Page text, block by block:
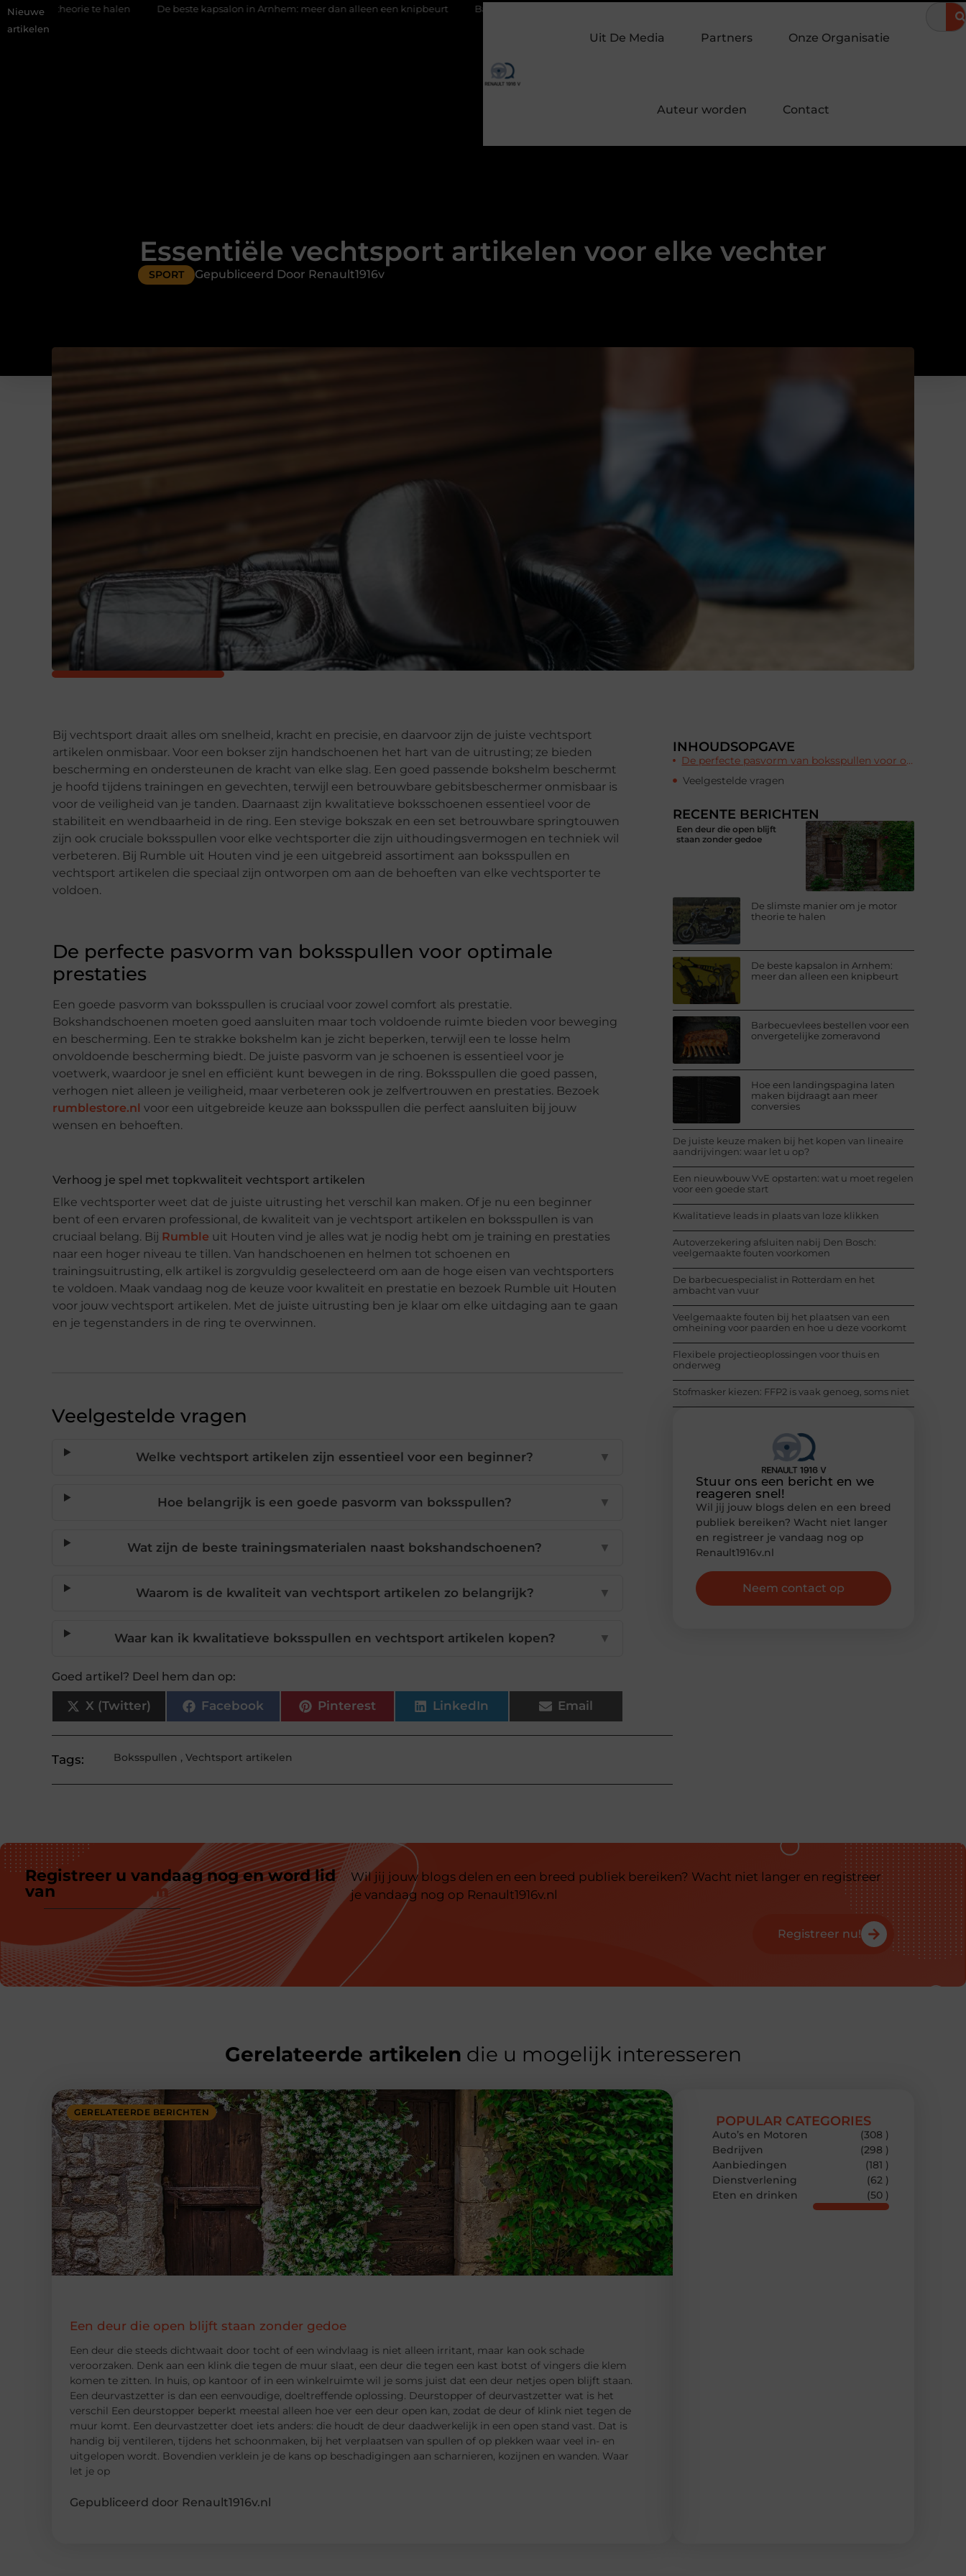
Nieuwe
artikelen
te halen De beste kapsalon in Arnhem: meer dan alleen een knipbeurt Barbecuevlees bestellen voor een onvergetelijke zomeravond Hoe een landingspagina laten maken bijdraagt aan
Uit De Media Partners Onze Organisatie
Auteur worden Contact
Essentiële vechtsport artikelen voor elke vechter
SPORT Gepubliceerd Door Renault1916v
Bij vechtsport draait alles om snelheid, kracht en precisie, en daarvoor zijn de juiste vechtsport
artikelen onmisbaar. Voor een bokser zijn handschoenen het hart van de uitrusting; ze bieden
bescherming en ondersteunen de kracht van elke slag. Een goed passende bokshelm beschermt
je hoofd tijdens trainingen en gevechten, terwijl een betrouwbare gebitsbeschermer onmisbaar is
voor de veiligheid van je tanden. Daarnaast zijn kwalitatieve boksschoenen essentieel voor de
stabiliteit en wendbaarheid in de ring. Een stevige bokszak en een set betrouwbare springtouwen
zijn ook cruciale boksspullen voor elke vechtsporter die zijn uithoudingsvermogen en techniek wil
verbeteren. Bij Rumble uit Houten vind je een uitgebreid assortiment aan boksspullen en
vechtsport artikelen die speciaal zijn ontworpen om aan de behoeften van elke vechtsporter te
voldoen.
De perfecte pasvorm van boksspullen voor optimale
prestaties
Een goede pasvorm van boksspullen is cruciaal voor zowel comfort als prestatie.
Bokshandschoenen moeten goed aansluiten maar toch voldoende ruimte bieden voor beweging
en bescherming. Een te strakke bokshelm kan je zicht beperken, terwijl een te losse helm
onvoldoende bescherming biedt. De juiste pasvorm van je schoenen is essentieel voor je
voetwerk, waardoor je snel en efficiënt kunt bewegen in de ring. Boksspullen die goed passen,
verhogen niet alleen je veiligheid, maar verbeteren ook je zelfvertrouwen en prestaties. Bezoek
rumblestore.nl voor een uitgebreide keuze aan boksspullen die perfect aansluiten bij jouw
wensen en behoeften.
Verhoog je spel met topkwaliteit vechtsport artikelen
Elke vechtsporter weet dat de juiste uitrusting het verschil kan maken. Of je nu een beginner
bent of een ervaren professional, de kwaliteit van je vechtsport artikelen en boksspullen is van
cruciaal belang. Bij Rumble uit Houten vind je alles wat je nodig hebt om je training en prestaties
naar een hoger niveau te tillen. Van handschoenen en helmen tot schoenen en
trainingsuitrusting, elk artikel is zorgvuldig geselecteerd om aan de hoge eisen van vechtsporters
te voldoen. Maak vandaag nog de keuze voor kwaliteit en prestatie en bezoek Rumble uit Houten
voor jouw vechtsport artikelen. Met de juiste uitrusting ben je klaar om elke uitdaging aan te gaan
en je tegenstanders in de ring te overwinnen.
Veelgestelde vragen
Welke vechtsport artikelen zijn essentieel voor een beginner? ▼
Hoe belangrijk is een goede pasvorm van boksspullen? ▼
Wat zijn de beste trainingsmaterialen naast bokshandschoenen? ▼
Waarom is de kwaliteit van vechtsport artikelen zo belangrijk? ▼
Waar kan ik kwalitatieve boksspullen en vechtsport artikelen kopen? ▼
Goed artikel? Deel hem dan op:
X (Twitter) Facebook Pinterest LinkedIn Email
Tags: Boksspullen ,Vechtsport artikelen
INHOUDSOPGAVE
De perfecte pasvorm van boksspullen voor optimale prestaties
Veelgestelde vragen
RECENTE BERICHTEN
Een deur die open blijft
staan zonder gedoe
De slimste manier om je motor
theorie te halen
De beste kapsalon in Arnhem:
meer dan alleen een knipbeurt
Barbecuevlees bestellen voor een
onvergetelijke zomeravond
Hoe een landingspagina laten
maken bijdraagt aan meer
conversies
De juiste keuze maken bij het kopen van lineaire
aandrijvingen: waar let u op?
Een nieuwbouw VvE opstarten: wat u moet regelen
voor een goede start
Kwalitatieve leads in plaats van loze klikken
Autoverzekering afsluiten nabij Den Bosch:
veelgemaakte fouten voorkomen
De barbecuespecialist in Rotterdam en het
ambacht van vuur
Veelgemaakte fouten bij het plaatsen van een
omheining voor paarden en hoe u deze voorkomt
Flexibele projectieoplossingen voor thuis en
onderweg
Stofmasker kiezen: FFP2 is vaak genoeg, soms niet
Stuur ons een bericht en we
reageren snel!
Wil jij jouw blogs delen en een breed
publiek bereiken? Wacht niet langer
en registreer je vandaag nog op
Renault1916v.nl
Neem contact op
Registreer u vandaag nog en word lid
van
ons platform
Wil jij jouw blogs delen en een breed publiek bereiken? Wacht niet langer en registreer
je vandaag nog op Renault1916v.nl
Registreer nu!
Gerelateerde artikelen die u mogelijk interesseren
GERELATEERDE BERICHTEN
Een deur die open blijft staan zonder gedoe
Een deur die steeds dichtwaait door tocht of een windvlaag is niet alleen irritant, maar kan ook schade
veroorzaken. Denk aan een klink die tegen de muur slaat, een deur die tegen een kast botst of vingers die klem
komen te zitten. In huis, op kantoor of in een winkelruimte wil je soms juist dat een deur netjes open blijft staan.
Een deurvastzetter is dan een eenvoudige, doeltreffende oplossing. Deurstopper of deurvastzetter wat is het
verschil Een deurstopper beperkt meestal alleen hoe ver een deur open kan, zodat de deur of klink niet tegen de
muur komt. Een deurvastzetter doet iets anders: die houdt de deur daadwerkelijk in een open stand vast. Dat is
handig bij ventileren, tijdens het schoonmaken, bij het verplaatsen van spullen of op plekken waar veel in- en
uitgelopen wordt. Bovendien verklein je de kans op beschadigingen aan scharnieren, kozijnen en wanden. Waar
let je op
Gepubliceerd door Renault1916v.nl
POPULAR CATEGORIES
Auto’s en Motoren
(308 )
Bedrijven
(298 )
Aanbiedingen
(181 )
Dienstverlening
(62 )
Eten en drinken
(50 )